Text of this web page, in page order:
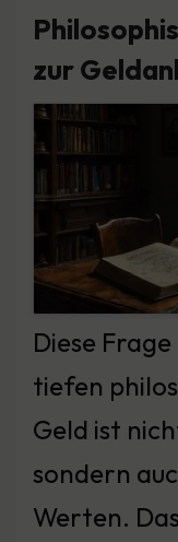
zur
Diese
tiefen
Geld ist
sondern
Werten.